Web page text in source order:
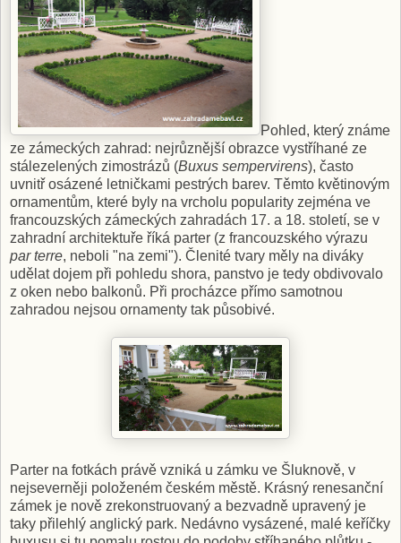
Pohled, který známe
ze zámeckých zahrad: nejrůznější obrazce vystříhané ze
stálezelených zimostrázů (Buxus sempervirens), často
uvnitř osázené letničkami pestrých barev. Těmto květinovým
ornamentům, které byly na vrcholu popularity zejména ve
francouzských zámeckých zahradách 17. a 18. století, se v
zahradní architektuře říká parter (z francouzského výrazu
par terre, neboli "na zemi"). Členité tvary měly na diváky
udělat dojem při pohledu shora, panstvo je tedy obdivovalo
z oken nebo balkonů. Při procházce přímo samotnou
zahradou nejsou ornamenty tak působivé.
Parter na fotkách právě vzniká u zámku ve Šluknově, v
nejseverněji položeném českém městě. Krásný renesanční
zámek je nově zrekonstruovaný a bezvadně upravený je
taky přilehlý anglický park. Nedávno vysázené, malé keříčky